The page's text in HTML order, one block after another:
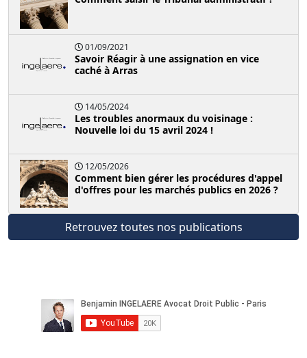
01/09/2021
Savoir Réagir à une assignation en vice
caché à Arras
14/05/2024
Les troubles anormaux du voisinage :
Nouvelle loi du 15 avril 2024 !
12/05/2026
Comment bien gérer les procédures d'appel
d'offres pour les marchés publics en 2026 ?
Retrouvez toutes nos publications